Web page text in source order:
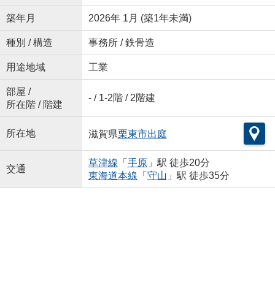
築年月 2026年 1月 (築1年未満)
種別 / 構造 事務所 / 鉄骨造
用途地域 工業
部屋 /
所在階 / 階建
- / 1-2階 / 2階建
所在地 滋賀県栗東市出庭
交通
草津線 「 手原」駅 徒歩20分
東海道本線 「 守山 」駅 徒歩35分